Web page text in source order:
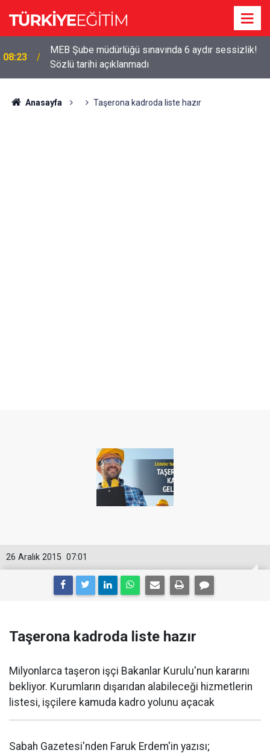
08:23
MEB Şube müdürlüğü sınavında 6 aydır sessizlik!
Sözlü tarihi açıklanmadı
Anasayfa Taşerona kadroda liste hazır
07:01
26 Aralık 2015
Taşerona kadroda liste hazır
Milyonlarca taşeron işçi Bakanlar Kurulu'nun kararını
bekliyor. Kurumların dışarıdan alabileceği hizmetlerin
listesi, işçilere kamuda kadro yolunu açacak
Sabah Gazetesi'nden Faruk Erdem'in yazısı;